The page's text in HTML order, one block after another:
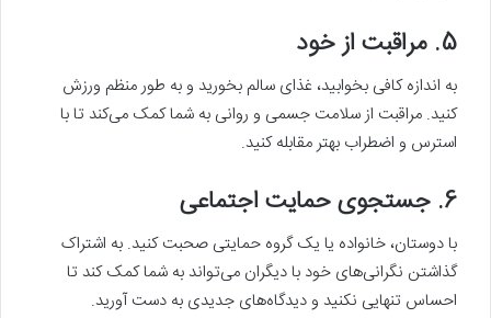
5. مراقبت از خود
به اندازه کافی بخوابید، غذای سالم بخورید و به طور منظم ورزش
کنید. مراقبت از سلامت جسمی و روانی به شما کمک می‌کند تا با
استرس و اضطراب بهتر مقابله کنید.
6. جستجوی حمایت اجتماعی
با دوستان، خانواده یا یک گروه حمایتی صحبت کنید. به اشتراک
گذاشتن نگرانی‌های خود با دیگران می‌تواند به شما کمک کند تا
احساس تنهایی نکنید و دیدگاه‌های جدیدی به دست آورید.